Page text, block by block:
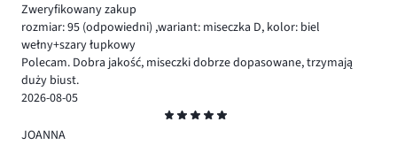
Zweryfikowany zakup
rozmiar: 95 (odpowiedni) ,wariant: miseczka D, kolor: biel
wełny+szary łupkowy
Polecam. Dobra jakość, miseczki dobrze dopasowane, trzymają
duży biust.
2026-08-05
5
JOANNA